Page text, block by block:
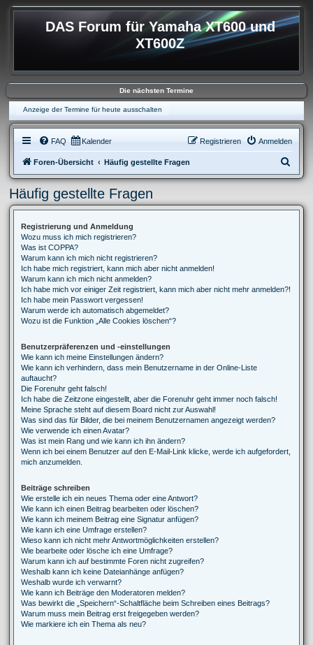
DAS Forum für Yamaha XT600 und
XT600Z
Die nächsten Termine
Anzeige der Termine für heute ausschalten
FAQ Kalender Anmelden
Registrieren
Foren-Übersicht Häufig gestellte Fragen
u
h
Häufig gestellte Fragen
Registrierung und Anmeldung
Wozu muss ich mich registrieren?
Was ist COPPA?
Warum kann ich mich nicht registrieren?
Ich habe mich registriert, kann mich aber nicht anmelden!
Warum kann ich mich nicht anmelden?
Ich habe mich vor einiger Zeit registriert, kann mich aber nicht mehr anmelden?!
Ich habe mein Passwort vergessen!
Warum werde ich automatisch abgemeldet?
Wozu ist die Funktion „Alle Cookies löschen“?
Benutzerpräferenzen und -einstellungen
Wie kann ich meine Einstellungen ändern?
Wie kann ich verhindern, dass mein Benutzername in der Online-Liste
auftaucht?
Die Forenuhr geht falsch!
Ich habe die Zeitzone eingestellt, aber die Forenuhr geht immer noch falsch!
Meine Sprache steht auf diesem Board nicht zur Auswahl!
Was sind das für Bilder, die bei meinem Benutzernamen angezeigt werden?
Wie verwende ich einen Avatar?
Was ist mein Rang und wie kann ich ihn ändern?
Wenn ich bei einem Benutzer auf den E-Mail-Link klicke, werde ich aufgefordert,
mich anzumelden.
Beiträge schreiben
Wie erstelle ich ein neues Thema oder eine Antwort?
Wie kann ich einen Beitrag bearbeiten oder löschen?
Wie kann ich meinem Beitrag eine Signatur anfügen?
Wie kann ich eine Umfrage erstellen?
Wieso kann ich nicht mehr Antwortmöglichkeiten erstellen?
Wie bearbeite oder lösche ich eine Umfrage?
Warum kann ich auf bestimmte Foren nicht zugreifen?
Weshalb kann ich keine Dateianhänge anfügen?
Weshalb wurde ich verwarnt?
Wie kann ich Beiträge den Moderatoren melden?
Was bewirkt die „Speichern“-Schaltfläche beim Schreiben eines Beitrags?
Warum muss mein Beitrag erst freigegeben werden?
Wie markiere ich ein Thema als neu?